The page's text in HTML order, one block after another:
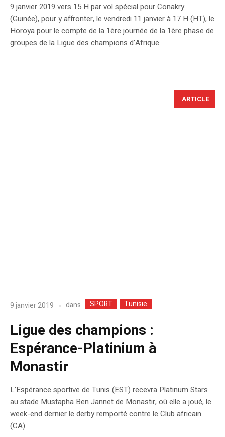
9 janvier 2019 vers 15 H par vol spécial pour Conakry
(Guinée), pour y affronter, le vendredi 11 janvier à 17 H (HT), le
Horoya pour le compte de la 1ère journée de la 1ère phase de
groupes de la Ligue des champions d’Afrique.
ARTICLE
9 janvier 2019 dans SPORT Tunisie
Ligue des champions :
Espérance-Platinium à
Monastir
L’Espérance sportive de Tunis (EST) recevra Platinum Stars
au stade Mustapha Ben Jannet de Monastir, où elle a joué, le
week-end dernier le derby remporté contre le Club africain
(CA).